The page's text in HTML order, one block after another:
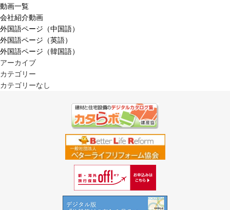
動画一覧
会社紹介動画
外国語ページ（中国語）
外国語ページ（英語）
外国語ページ（韓国語）
アーカイブ
カテゴリー
カテゴリーなし